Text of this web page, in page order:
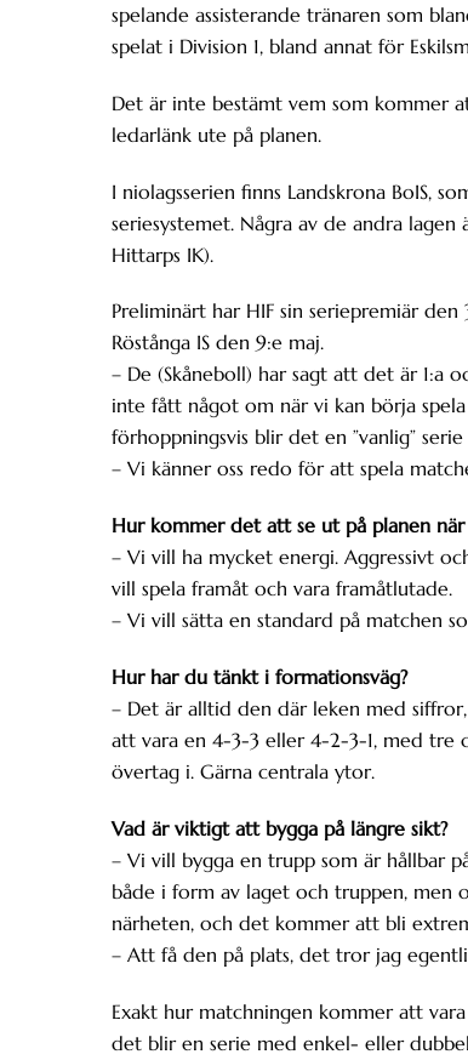
spelande assisterande tränaren som
spelat i Division 1, bland annat för
Det är inte bestämt vem som kommer
ledarlänk ute på planen.
I niolagsserien finns Landskrona BoIS,
seriesystemet. Några av de andra lagen
Hittarps IK).
Preliminärt har HIF sin seriepremiär
Röstånga IS den 9:e maj.
– De (Skåneboll) har sagt att det är 1:a
inte fått något om när vi kan börja
förhoppningsvis blir det en ”vanlig”
– Vi känner oss redo för att spela
Hur kommer det att se ut på planen när
– Vi vill ha mycket energi. Aggressivt
vill spela framåt och vara framåtlutade.
– Vi vill sätta en standard på matchen
Hur har du tänkt i formationsväg?
– Det är alltid den där leken med
att vara en 4-3-3 eller 4-2-3-1, med tre
övertag i. Gärna centrala ytor.
Vad är viktigt att bygga på längre sikt?
– Vi vill bygga en trupp som är hållbar
både i form av laget och truppen, men
närheten, och det kommer att bli
– Att få den på plats, det tror jag
Exakt hur matchningen kommer att
det blir en serie med enkel- eller